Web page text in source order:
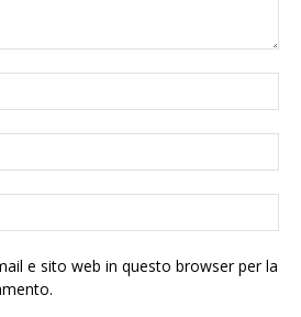
e sito web in questo browser per la